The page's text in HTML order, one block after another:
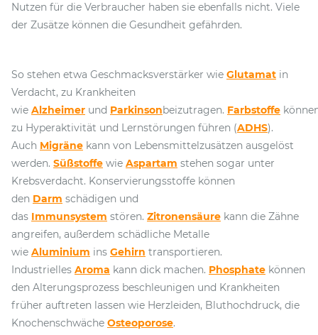
Nutzen für die Verbraucher haben sie ebenfalls nicht. Viele
der Zusätze können die Gesundheit gefährden.
So stehen etwa Geschmacksverstärker wie Glutamat in
Verdacht, zu Krankheiten
wie Alzheimer und Parkinsonbeizutragen. Farbstoffe
zu Hyperaktivität und Lernstörungen führen (ADHS).
Auch Migräne kann von Lebensmittelzusätzen ausgelöst
werden. Süßstoffe wie Aspartam stehen sogar unter
Krebsverdacht. Konservierungsstoffe können
den Darm schädigen und
das Immunsystem stören. Zitronensäure kann die Zähne
angreifen, außerdem schädliche Metalle
wie Aluminium ins Gehirn transportieren.
Industrielles Aroma kann dick machen. Phosphate können
den Alterungsprozess beschleunigen und Krankheiten
früher auftreten lassen wie Herzleiden, Bluthochdruck, die
Knochenschwäche Osteoporose.